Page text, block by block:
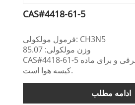
CAS#4418-61-5
فرمول مولکولی: CH3N5
وزن مولکولی: 85.07
CAS#4418-61-5 برای مواد شیمیایی برقی و برای ماده
کیسه هوا است.
ادامه مطلب